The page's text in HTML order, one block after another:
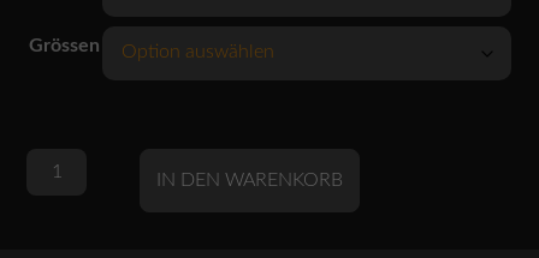
Grössen
OSKA
IN DEN WARENKORB